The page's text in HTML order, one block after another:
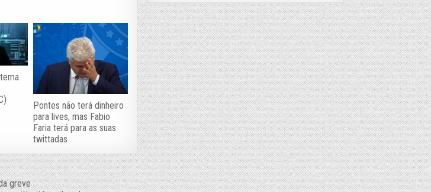
Pontes não terá dinheiro
para lives, mas Fabio
Faria terá para as suas
twittadas
greve